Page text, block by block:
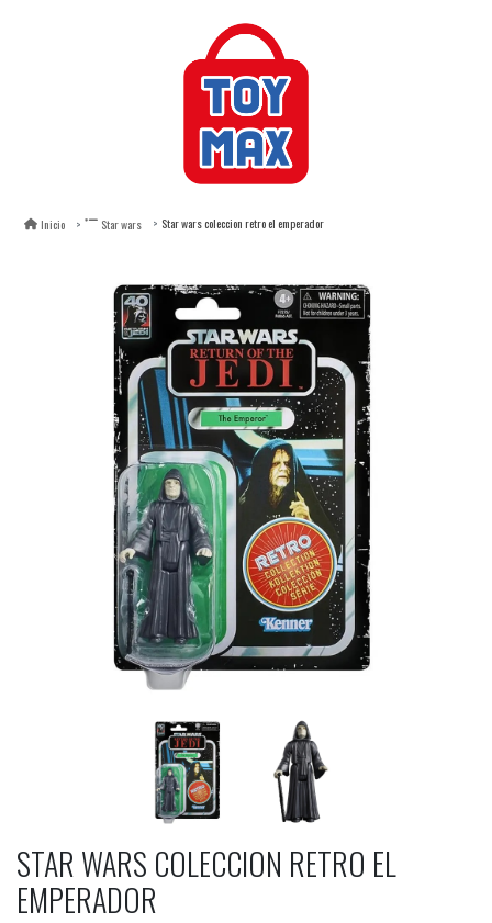
Inicio Star wars Star wars coleccion retro el emperador
STAR WARS COLECCION RETRO EL
EMPERADOR